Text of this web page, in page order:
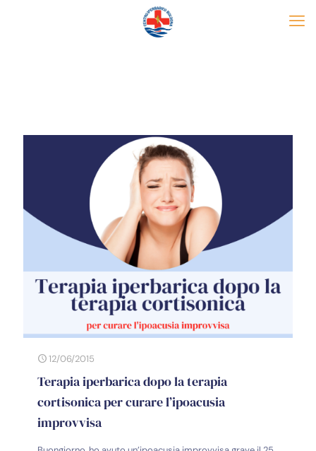
12/06/2015
Terapia iperbarica dopo la terapia
cortisonica per curare l’ipoacusia
improvvisa